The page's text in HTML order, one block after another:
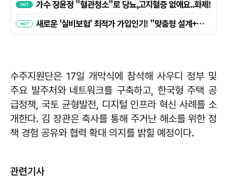
수주지원단은 17일 개막식에 참석해 사우디 정부 및
주요 발주처와 네트워크를 구축하고, 한국형 주택 공
급정책, 국토 균형발전, 디지털 인프라 혁신 사례를 소
개한다. 김 장관은 축사를 통해 주거난 해소를 위한 정
책 경험 공유와 협력 확대 의지를 밝힐 예정이다.
관련기사